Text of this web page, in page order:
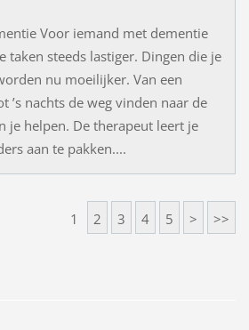
Voor iemand met dementie
taken steeds lastiger. Dingen die je
nu moeilijker. Van een
’s nachts de weg vinden naar de
je helpen. De therapeut leert je
aan te pakken....
1 2 3 4 5 > >>